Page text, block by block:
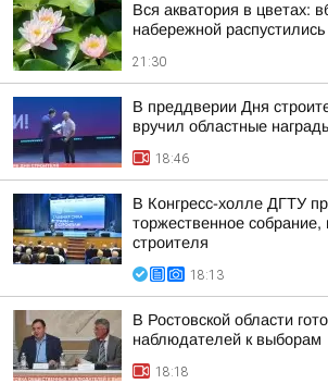
Вся акватория в цветах:
набережной
21:30
В преддверии Дня
вручил областные
18:46
В Конгресс-холле ДГТУ
торжественное
строителя
18:13
В Ростовской области
наблюдателей к выборам
18:18